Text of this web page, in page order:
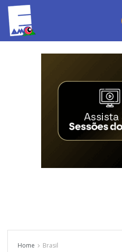
Home Brasil